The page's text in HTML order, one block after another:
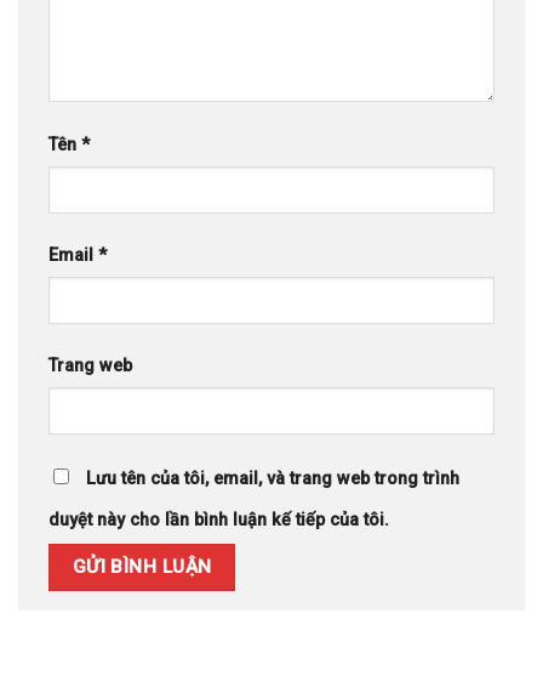
Tên *
Email *
Trang web
Lưu tên của tôi, email, và trang web trong trình
duyệt này cho lần bình luận kế tiếp của tôi.